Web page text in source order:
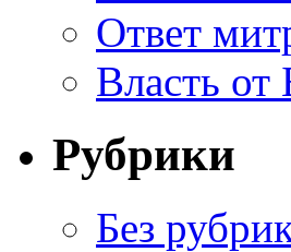
Ответ
Власть от
Рубрики
Без